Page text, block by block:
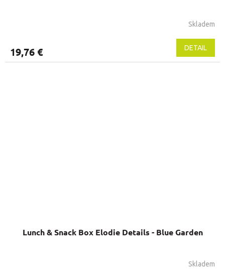
Skladem
19,76 € DETAIL
Lunch & Snack Box Elodie Details - Blue Garden
Skladem